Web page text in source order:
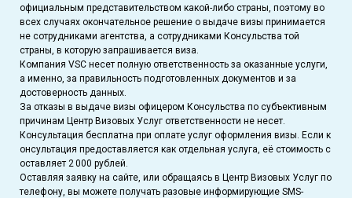
официальным представительством какой-либо страны, поэтому во
всех случаях окончательное решение о выдаче визы принимается
не сотрудниками агентства, а сотрудниками Консульства той
страны, в которую запрашивается виза.
Компания VSC несет полную ответственность за оказанные услуги,
а именно, за правильность подготовленных документов и за
достоверность данных.
За отказы в выдаче визы офицером Консульства по субъективным
причинам Центр Визовых Услуг ответственности не несет.
Консультация бесплатна при оплате услуг оформления визы. Если к
онсультация предоставляется как отдельная услуга, её стоимость с
оставляет 2 000 рублей.
Оставляя заявку на сайте, или обращаясь в Центр Визовых Услуг по
телефону, вы можете получать разовые информирующие SMS-